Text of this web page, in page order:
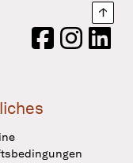
FacebookInstagram